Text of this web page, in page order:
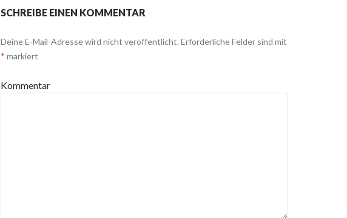
SCHREIBE EINEN KOMMENTAR
Deine E-Mail-Adresse wird nicht veröffentlicht. Erforderliche Felder sind mit
* markiert
Kommentar